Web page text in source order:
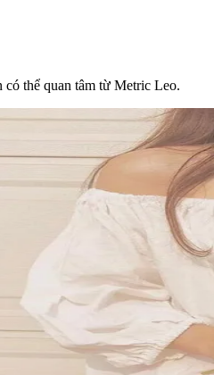
thể quan tâm từ Metric Leo.